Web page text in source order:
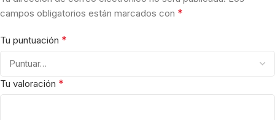
campos obligatorios están marcados con *
Tu puntuación *
Tu valoración *